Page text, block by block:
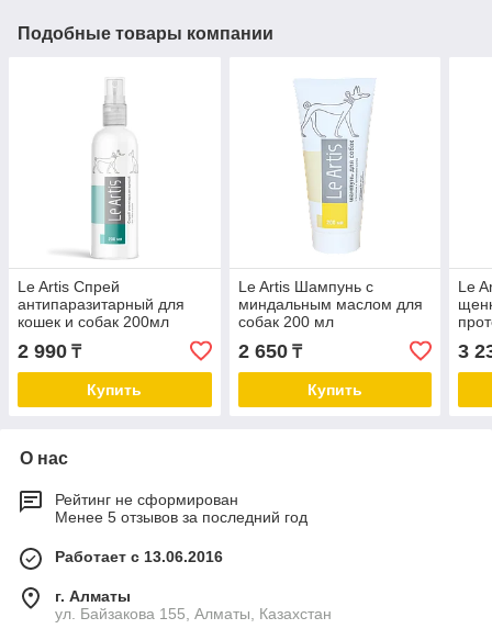
Подобные товары компании
Le Artis Спрей
антипаразитарный для
кошек и собак 200мл
2 990 ₸
Купить
Le Artis Шампунь с
миндальным маслом для
собак 200 мл
2 650₸
Купить
Le
3
О нас
Рейтинг не сформирован
Менее 5 отзывов за последний год
Работает с 13.06.2016
г. Алматы
ул. Байзакова 155, Алматы, Казахстан